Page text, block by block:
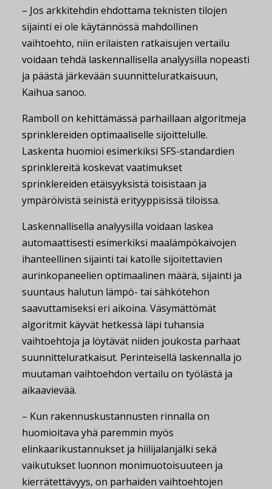
– Jos arkkitehdin ehdottama teknisten tilojen
sijainti ei ole käytännössä mahdollinen
vaihtoehto, niin erilaisten ratkaisujen vertailu
voidaan tehdä laskennallisella analyysilla nopeasti
ja päästä järkevään suunnitteluratkaisuun,
Kaihua sanoo.
Ramboll on kehittämässä parhaillaan algoritmeja
sprinklereiden optimaaliselle sijoittelulle.
Laskenta huomioi esimerkiksi SFS-standardien
sprinklereitä koskevat vaatimukset
sprinklereiden etäisyyksistä toisistaan ja
ympäröivistä seinistä erityyppisissä tiloissa.
Laskennallisella analyysilla voidaan laskea
automaattisesti esimerkiksi maalämpökaivojen
ihanteellinen sijainti tai katolle sijoitettavien
aurinkopaneelien optimaalinen määrä, sijainti ja
suuntaus halutun lämpö- tai sähkötehon
saavuttamiseksi eri aikoina. Väsymättömät
algoritmit käyvät hetkessä läpi tuhansia
vaihtoehtoja ja löytävät niiden joukosta parhaat
suunnitteluratkaisut. Perinteisellä laskennalla jo
muutaman vaihtoehdon vertailu on työlästä ja
aikaavievää.
– Kun rakennuskustannusten rinnalla on
huomioitava yhä paremmin myös
elinkaarikustannukset ja hiilijalanjälki sekä
vaikutukset luonnon monimuotoisuuteen ja
kierrätettävyys, on parhaiden vaihtoehtojen